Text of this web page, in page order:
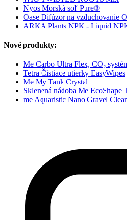
Nyos Morská soľ Pure®
Oase Difúzor na vzduchovanie
ARKA Plants NPK - Liquid
Nové produkty:
Me Carbo Ultra Flex, CO₂
Tetra Čistiace utierky EasyWipes
Me My Tank Crystal
Sklenená nádoba Me
me Aquaristic Nano Gravel